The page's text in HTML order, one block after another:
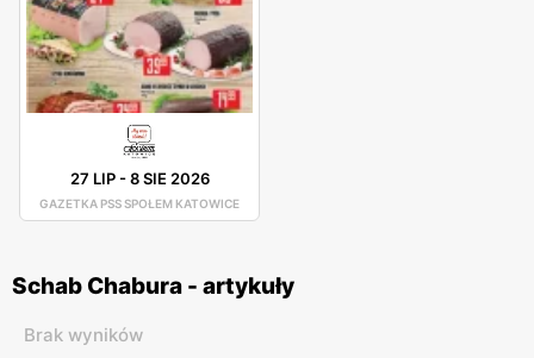
27 LIP-8 SIE 2026
GAZETKA PSS SPOŁEM KATOWICE
Schab Chabura - artykuły
Brak wyników